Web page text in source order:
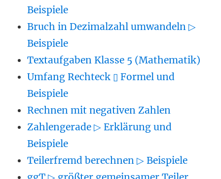
Beispiele
Bruch in Dezimalzahl umwandeln ▷
Beispiele
Textaufgaben Klasse 5 (Mathematik)
Umfang Rechteck ▯ Formel und
Beispiele
Rechnen mit negativen Zahlen
Zahlengerade ▷ Erklärung und
Beispiele
Teilerfremd berechnen ▷ Beispiele